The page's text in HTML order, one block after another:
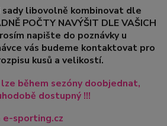
libovolně kombinovat dle
POČTY NAVÝŠIT DLE VAŠICH
napište do poznávky u
vás budeme kontaktovat pro
kusů a velikostí.
během sezóny doobjednat,
dostupný !!!
e-sporting.cz